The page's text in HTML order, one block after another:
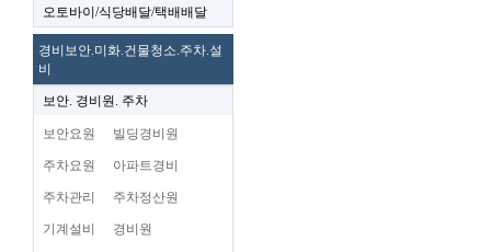
오토바이/식당배달/택배배달
경비보안.미화.건물청소.주차.설
비
보안. 경비원. 주차
보안요원 빌딩경비원
주차요원 아파트경비
주차관리 주차정산원
기계설비 경비원